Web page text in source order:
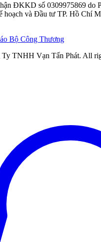
ĐKKD số 0309975869 do
hoạch và Đầu tư TP. Hồ Chí
TNHH Vạn Tấn Phát. All